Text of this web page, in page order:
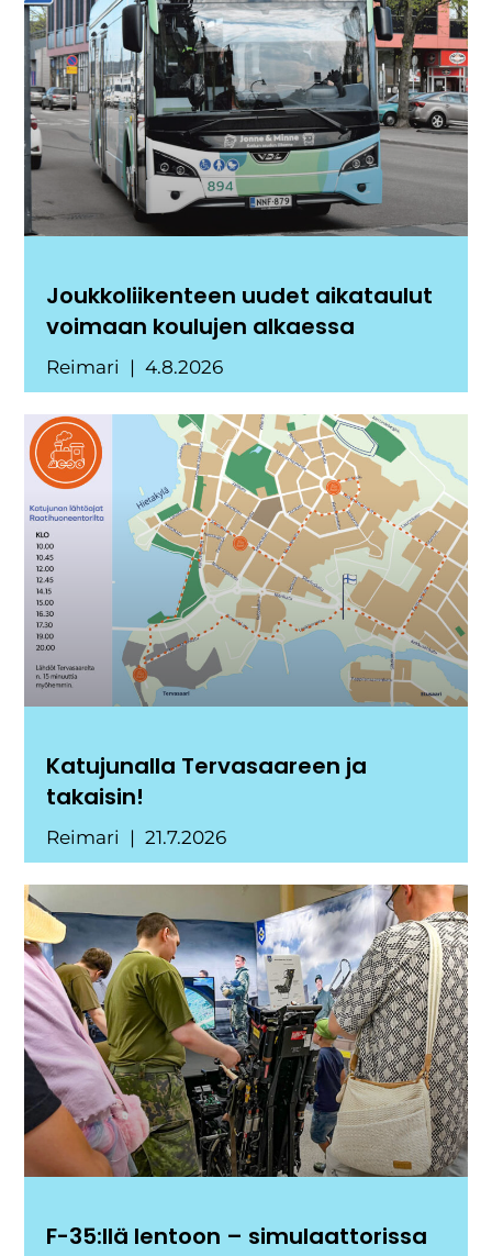
Joukkoliikenteen uudet aikataulut
voimaan koulujen alkaessa
Reimari 4.8.2026
Katujunalla Tervasaareen ja
takaisin!
Reimari 21.7.2026
F-35:llä lentoon – simulaattorissa